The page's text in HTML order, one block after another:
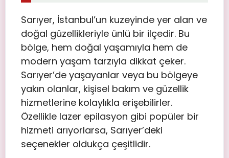
Sarıyer, İstanbul’un kuzeyinde yer alan ve
doğal güzellikleriyle ünlü bir ilçedir. Bu
bölge, hem doğal yaşamıyla hem de
modern yaşam tarzıyla dikkat çeker.
Sarıyer’de yaşayanlar veya bu bölgeye
yakın olanlar, kişisel bakım ve güzellik
hizmetlerine kolaylıkla erişebilirler.
Özellikle lazer epilasyon gibi popüler bir
hizmeti arıyorlarsa, Sarıyer’deki
seçenekler oldukça çeşitlidir.